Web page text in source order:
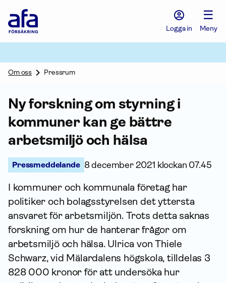
Försäkring
Logga in
☰
Meny
Om oss Pressrum
Ny forskning om styrning i
kommuner kan ge bättre
arbetsmiljö och hälsa
Pressmeddelande 8 december 2021 klockan 07.45
I kommuner och kommunala företag har
politiker och bolagsstyrelsen det yttersta
ansvaret för arbetsmiljön. Trots detta saknas
forskning om hur de hanterar frågor om
arbetsmiljö och hälsa. Ulrica von Thiele
Schwarz, vid Mälardalens högskola, tilldelas 3
828 000 kronor för att undersöka hur